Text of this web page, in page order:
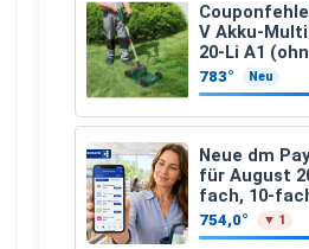
V Akku-
20-Li A1
Ladegerät)
783° Neu
Neue dm
für August
fach, 10-
den
€
754,0° ▼ 1